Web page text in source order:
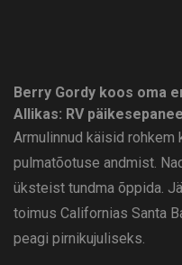
Berry Gordy koos oma
Allikas: RV
Armulinnud käisid rohkem
pulmatõotuse andmist.
üksteist tundma õppida.
toimus Californias Santa
peagi pirnikujuliseks.